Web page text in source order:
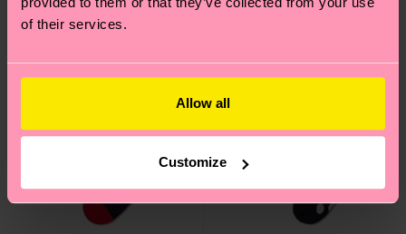
of their services.
Allow all
Customize